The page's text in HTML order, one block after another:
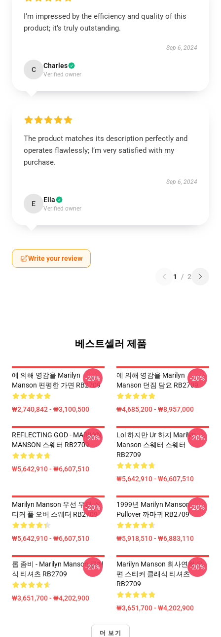
I’m impressed by the efficiency and quality of this
product; it’s truly outstanding.
Sep 6, 2024
C Charles
Verified owner
The product matches its description perfectly and
operates flawlessly; I’m very satisfied with my
purchase.
Sep 6, 2024
E Ella
Verified owner
Write your review
1 / 2
베스트셀러 제품
에 의해 영감을 Marilyn
Manson 편평한 가면 RB2709
₩2,740,842 - ₩3,100,500
-20%
에 의해 영감을 Marilyn
Manson 던짐 담요 RB2709
₩4,685,200 - ₩8,957,000
-20%
REFLECTING GOD - MARILYN
MANSON 스웨터 RB2709
₩5,642,910 - ₩6,607,510
-20%
Lol 하지만 Ur 하지 Marilyn
Manson 스웨터 스웨터
RB2709
₩5,642,910 - ₩6,607,510
-20%
Marilyn Manson 우선 우편 스
티커 풀 오버 스웨터 RB2709
₩5,642,910 - ₩6,607,510
-20%
1999년 Marilyn Manson
Pullover 까마귀 RB2709
₩5,918,510 - ₩6,883,110
-20%
롭 좀비 - Marilyn Manson 클래
식 티셔츠 RB2709
₩3,651,700 - ₩4,202,900
-20%
Marilyn Manson 회사연혁 우
편 스티커 클래식 티셔츠
RB2709
₩3,651,700 - ₩4,202,900
-20%
더 보기